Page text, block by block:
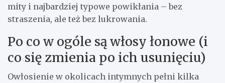
mity i najbardziej typowe powikłania – bez
straszenia, ale też bez lukrowania.
Po co w ogóle są włosy łonowe (i
co się zmienia po ich usunięciu)
Owłosienie w okolicach intymnych pełni kilka